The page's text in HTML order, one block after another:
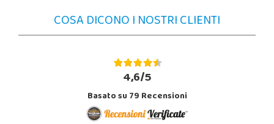
COSA DICONO I NOSTRI CLIENTI
4,6/5
Basato su79Recensioni